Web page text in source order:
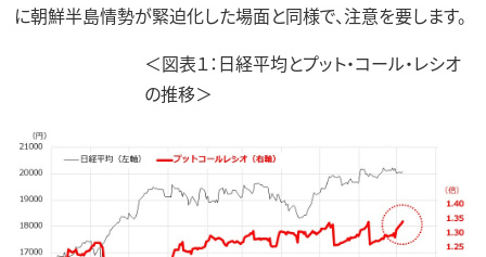
に朝鮮半島情勢が緊迫化した場面と同様で、注意を要します。
＜図表１：日経平均とプット・コール・レシオ
の推移＞